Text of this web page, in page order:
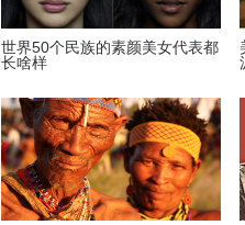
世界50个民族的素颜美女代表都
长啥样